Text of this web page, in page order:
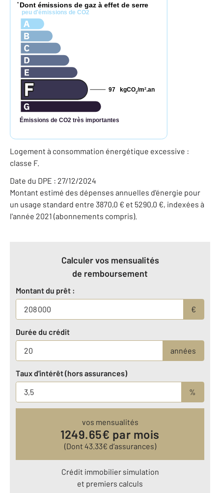
* Dont émissions de gaz à effet de serre
peu d'émissions de CO2
Émissions de CO2 très importantes
kgCO2/m2.an
97
Logement à consommation énergétique excessive :
classe F.
Date du DPE : 27/12/2024
Montant estimé des dépenses annuelles d'énergie pour
un usage standard entre 3870,0 € et 5290,0 €, indexées à
l'année 2021 (abonnements compris).
Calculer vos mensualités
de remboursement
Montant du prêt :
€
Durée du crédit
années
Taux d'intérêt (hors assurances)
%
vos mensualités
1249.65€ par mois
(Dont 43.33€ d’assurances)
Crédit immobilier simulation
et premiers calculs